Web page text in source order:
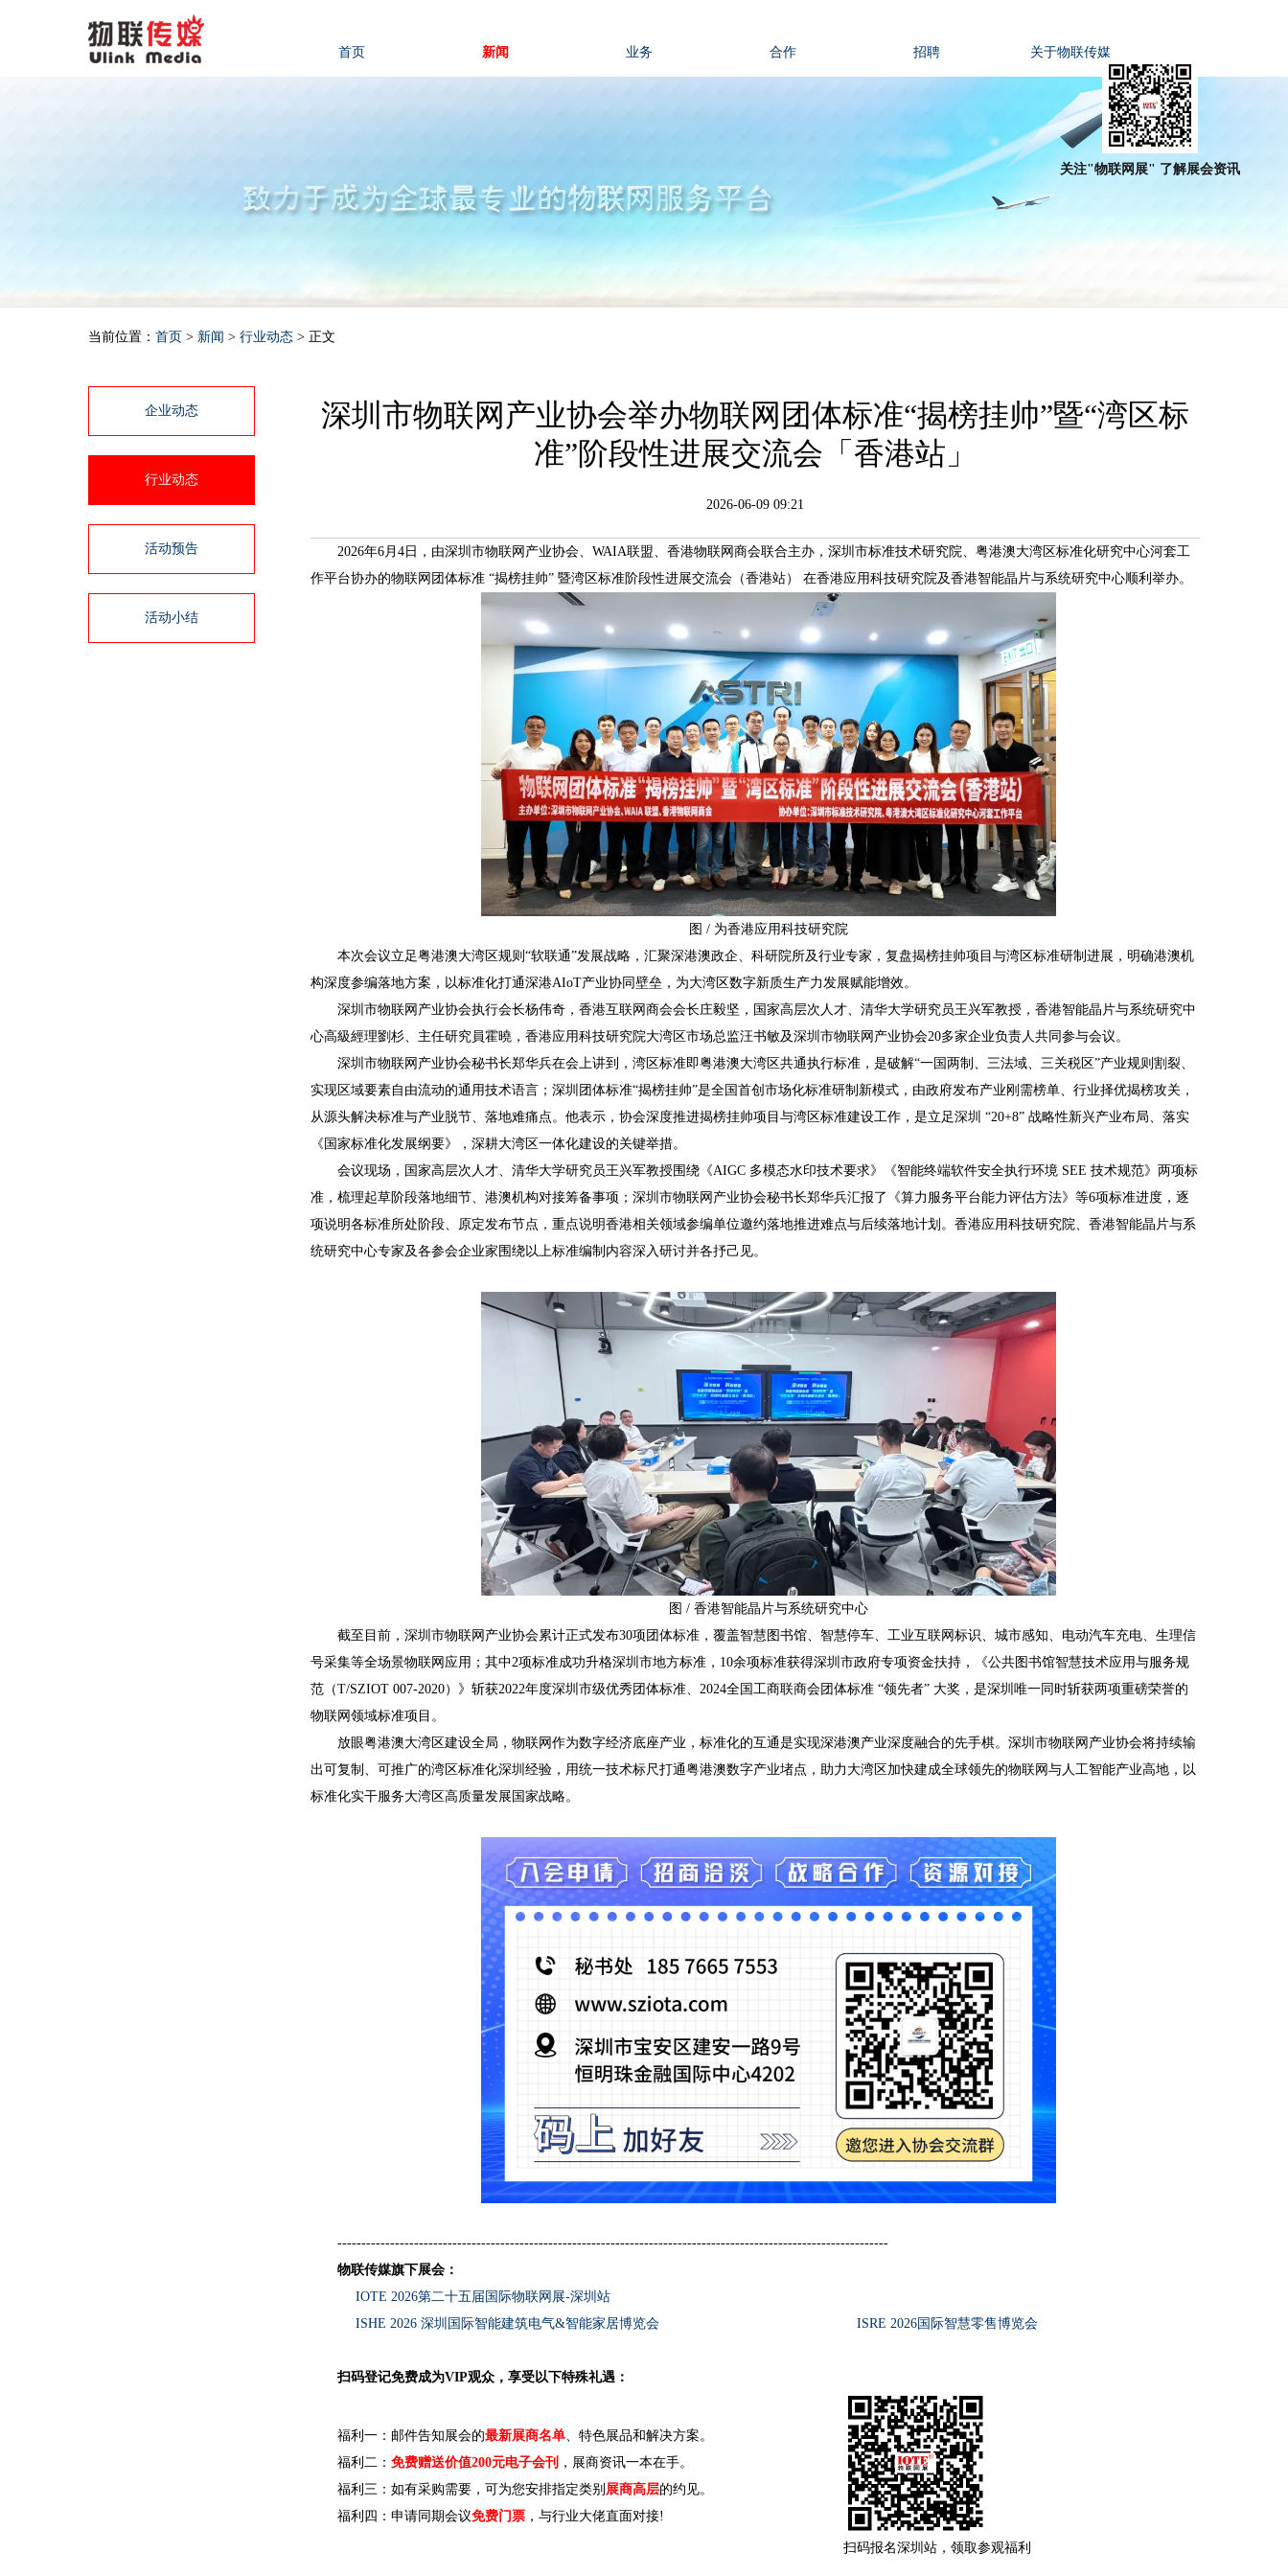
首页 新闻 业务 合作 招聘 关于物联传媒
关注"物联网展" 了解展会资讯
当前位置： 首页 > 新闻 > 行业动态 > 正文
企业动态
行业动态
活动预告
活动小结
深圳市物联网产业协会举办物联网团体标准“揭榜挂帅”暨“湾区标
准”阶段性进展交流会「香港站」
2026-06-09 09:21
2026年6月4日，由深圳市物联网产业协会、WAIA联盟、香港物联网商会联合主办，深圳市标准技术研究院、粤港澳大湾区标准化研究中心河套工
作平台协办的物联网团体标准 “揭榜挂帅” 暨湾区标准阶段性进展交流会（香港站） 在香港应用科技研究院及香港智能晶片与系统研究中心顺利举办。
图 / 为香港应用科技研究院
本次会议立足粤港澳大湾区规则“软联通”发展战略，汇聚深港澳政企、科研院所及行业专家，复盘揭榜挂帅项目与湾区标准研制进展，明确港澳机
构深度参编落地方案，以标准化打通深港AIoT产业协同壁垒，为大湾区数字新质生产力发展赋能增效。
深圳市物联网产业协会执行会长杨伟奇，香港互联网商会会长庄毅坚，国家高层次人才、清华大学研究员王兴军教授，香港智能晶片与系统研究中
心高級經理劉杉、主任研究員霍曉，香港应用科技研究院大湾区市场总监汪书敏及深圳市物联网产业协会20多家企业负责人共同参与会议。
深圳市物联网产业协会秘书长郑华兵在会上讲到，湾区标准即粤港澳大湾区共通执行标准，是破解“一国两制、三法域、三关税区”产业规则割裂、
实现区域要素自由流动的通用技术语言；深圳团体标准“揭榜挂帅”是全国首创市场化标准研制新模式，由政府发布产业刚需榜单、行业择优揭榜攻关，
从源头解决标准与产业脱节、落地难痛点。他表示，协会深度推进揭榜挂帅项目与湾区标准建设工作，是立足深圳 “20+8” 战略性新兴产业布局、落实
《国家标准化发展纲要》，深耕大湾区一体化建设的关键举措。
会议现场，国家高层次人才、清华大学研究员王兴军教授围绕《AIGC 多模态水印技术要求》《智能终端软件安全执行环境 SEE 技术规范》两项标
准，梳理起草阶段落地细节、港澳机构对接筹备事项；深圳市物联网产业协会秘书长郑华兵汇报了《算力服务平台能力评估方法》等6项标准进度，逐
项说明各标准所处阶段、原定发布节点，重点说明香港相关领域参编单位邀约落地推进难点与后续落地计划。香港应用科技研究院、香港智能晶片与系
统研究中心专家及各参会企业家围绕以上标准编制内容深入研讨并各抒己见。
图 / 香港智能晶片与系统研究中心
截至目前，深圳市物联网产业协会累计正式发布30项团体标准，覆盖智慧图书馆、智慧停车、工业互联网标识、城市感知、电动汽车充电、生理信
号采集等全场景物联网应用；其中2项标准成功升格深圳市地方标准，10余项标准获得深圳市政府专项资金扶持，《公共图书馆智慧技术应用与服务规
范（T/SZIOT 007-2020）》斩获2022年度深圳市级优秀团体标准、2024全国工商联商会团体标准 “领先者” 大奖，是深圳唯一同时斩获两项重磅荣誉的
物联网领域标准项目。
放眼粤港澳大湾区建设全局，物联网作为数字经济底座产业，标准化的互通是实现深港澳产业深度融合的先手棋。深圳市物联网产业协会将持续输
出可复制、可推广的湾区标准化深圳经验，用统一技术标尺打通粤港澳数字产业堵点，助力大湾区加快建成全球领先的物联网与人工智能产业高地，以
标准化实干服务大湾区高质量发展国家战略。
-------------------------------------------------------------------------------------------------------------------
物联传媒旗下展会：
IOTE 2026第二十五届国际物联网展-深圳站
ISHE 2026 深圳国际智能建筑电气&智能家居博览会
ISRE 2026国际智慧零售博览会
扫码登记免费成为VIP观众，享受以下特殊礼遇：
福利一：邮件告知展会的最新展商名单、特色展品和解决方案。
福利二： 免费赠送价值200元电子会刊 ，展商资讯一本在手。
福利三：如有采购需要，可为您安排指定类别 展商高层的约见。
福利四：申请同期会议免费门票 ，与行业大佬直面对接!
扫码报名深圳站，领取参观福利